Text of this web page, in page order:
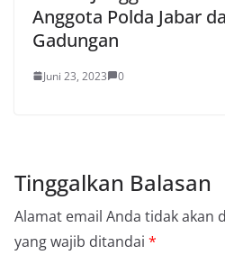
Anggota Polda Jabar
Gadungan
Juni 23, 2023 0
Tinggalkan Balasan
Alamat email Anda tidak akan
yang wajib ditandai *